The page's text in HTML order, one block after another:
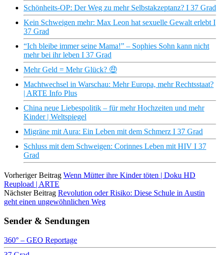
Schönheits-OP: Der Weg zu mehr Selbstakzeptanz? I 37 Grad
Kein Schweigen mehr: Max Leon hat sexuelle Gewalt erlebt I
37 Grad
“Ich bleibe immer seine Mama!” – Sophies Sohn kann nicht
mehr bei ihr leben I 37 Grad
Mehr Geld = Mehr Glück? 🤑
Machtwechsel in Warschau: Mehr Europa, mehr Rechtsstaat?
| ARTE Info Plus
China neue Liebespolitik – für mehr Hochzeiten und mehr
Kinder | Weltspiegel
Migräne mit Aura: Ein Leben mit dem Schmerz I 37 Grad
Schluss mit dem Schweigen: Corinnes Leben mit HIV I 37
Grad
Vorheriger Beitrag Wenn Mütter ihre Kinder töten | Doku HD
Reupload | ARTE
Nächster Beitrag Revolution oder Risiko: Diese Schule in Austin
geht einen ungewöhnlichen Weg
Sender & Sendungen
360° – GEO Reportage